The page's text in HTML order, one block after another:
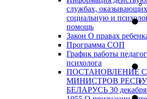
службах, оказывающих
социальную и
помощь
Закон О правах
Программа СОП
График работы
психолога
ПОСТАНОВЛЕНИЕ
МИНИСТРОВ
БЕЛАРУСЬ 30